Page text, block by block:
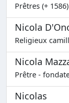
Prêtres (+ 1586)
Nicola
Religieux
Nicola
Prêtre -
Nicolas